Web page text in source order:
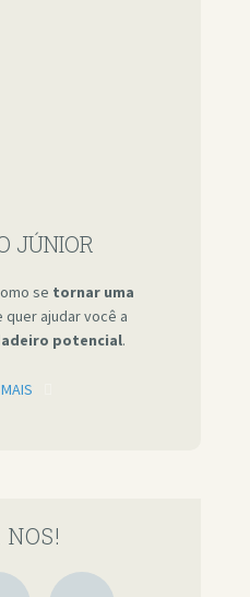
JÚNIOR
se tornar uma
quer ajudar você a
potencial.
NOS!